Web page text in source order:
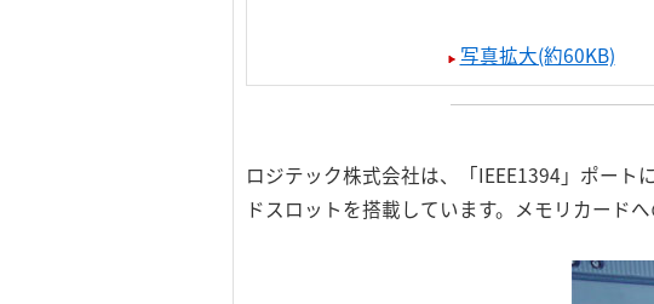
写真拡大(約60KB)
ロジテック株式会社は、「IEEE1394」ポート
ドスロットを搭載しています。メモリカードへ